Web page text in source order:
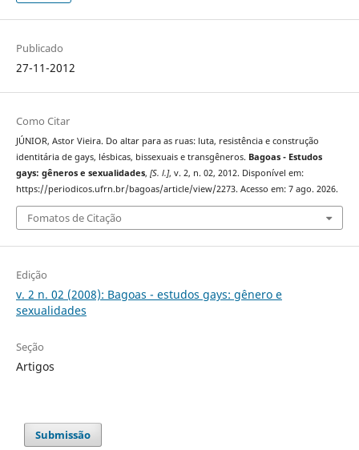
Publicado
27-11-2012
Como Citar
JÚNIOR, Astor Vieira. Do altar para as ruas: luta, resistência e construção
identitária de gays, lésbicas, bissexuais e transgêneros. Bagoas - Estudos
gays: gêneros e sexualidades, [S. l.], v. 2, n. 02, 2012. Disponível em:
https://periodicos.ufrn.br/bagoas/article/view/2273. Acesso em: 7 ago. 2026.
Fomatos de Citação
Edição
v. 2 n. 02 (2008): Bagoas - estudos gays: gênero e
sexualidades
Seção
Artigos
Submissão